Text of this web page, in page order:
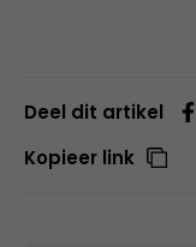
Deel dit artikel
Kopieer link